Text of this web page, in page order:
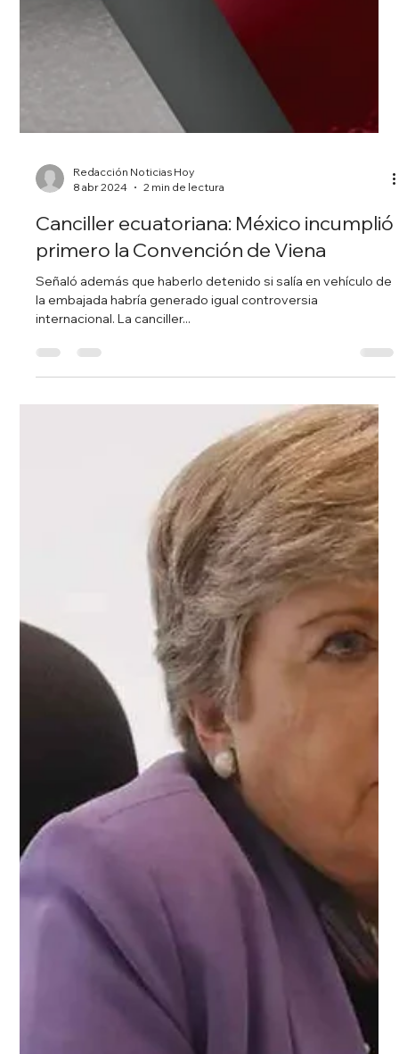
Redacción Noticias Hoy
8 abr 2024
2 min de lectura
Canciller ecuatoriana: México incumplió
primero la Convención de Viena
Señaló además que haberlo detenido si salía en vehículo de